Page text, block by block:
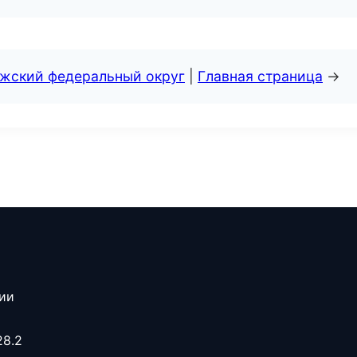
федеральный округ Главная страница →